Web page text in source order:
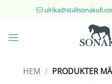
HEM / PRODUKTER